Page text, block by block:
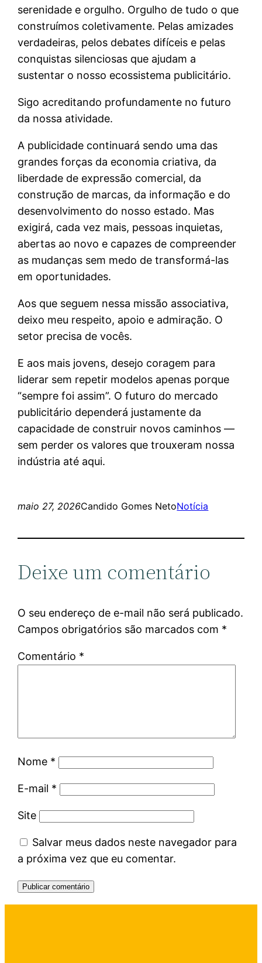
serenidade e orgulho. Orgulho de tudo o que
construímos coletivamente. Pelas amizades
verdadeiras, pelos debates difíceis e pelas
conquistas silenciosas que ajudam a
sustentar o nosso ecossistema publicitário.
Sigo acreditando profundamente no futuro
da nossa atividade.
A publicidade continuará sendo uma das
grandes forças da economia criativa, da
liberdade de expressão comercial, da
construção de marcas, da informação e do
desenvolvimento do nosso estado. Mas
exigirá, cada vez mais, pessoas inquietas,
abertas ao novo e capazes de compreender
as mudanças sem medo de transformá-las
em oportunidades.
Aos que seguem nessa missão associativa,
deixo meu respeito, apoio e admiração. O
setor precisa de vocês.
E aos mais jovens, desejo coragem para
liderar sem repetir modelos apenas porque
“sempre foi assim”. O futuro do mercado
publicitário dependerá justamente da
capacidade de construir novos caminhos —
sem perder os valores que trouxeram nossa
indústria até aqui.
maio 27, 2026Candido Gomes NetoNotícia
Deixe um comentário
O seu endereço de e-mail não será publicado.
Campos obrigatórios são marcados com *
Comentário *
Nome *
E-mail *
Site
Salvar meus dados neste navegador para
a próxima vez que eu comentar.